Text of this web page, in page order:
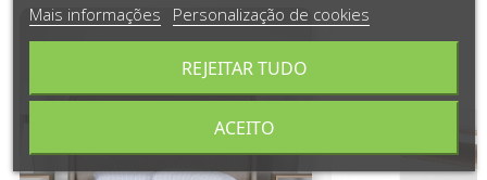
Mais informações Personalização de cookies
REJEITAR TUDO
ACEITO